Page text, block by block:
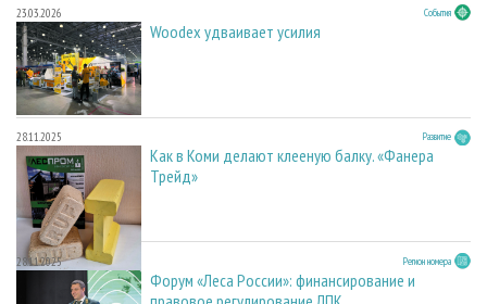
23.03.2026 События
Woodex удваивает усилия
28.11.2025 Развитие
Как в Коми делают клееную балку. «Фанера
Трейд»
28.11.2025 Регион номера
Форум «Леса России»: финансирование и